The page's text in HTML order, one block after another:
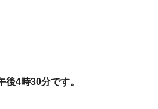
4時30分です。